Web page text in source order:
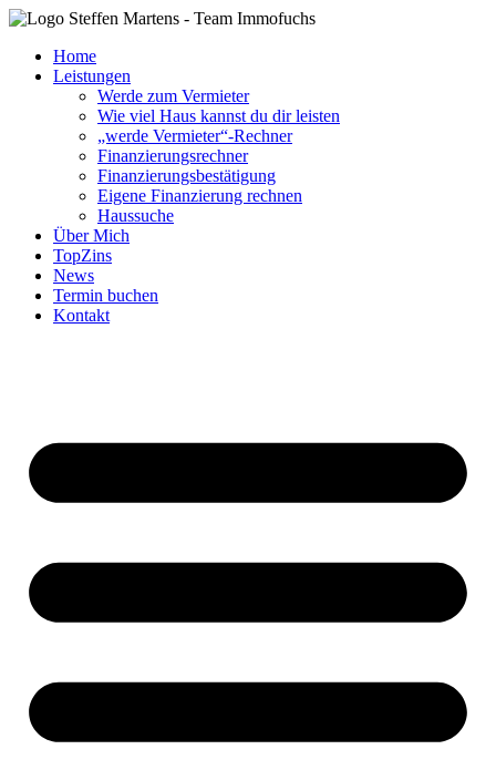
Zum
springenHome
Leistungen
Werde zum Vermieter
Wie viel Haus kannst du dir leisten
„werde Vermieter“-Rechner
Finanzierungsrechner
Finanzierungsbestätigung
Eigene Finanzierung rechnen
Haussuche
Über Mich
TopZins
News
Termin buchen
Kontakt